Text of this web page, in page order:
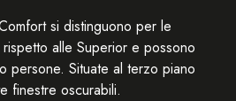
si distinguono per le
alle Superior e possono
persone. Situate al terzo piano
finestre oscurabili.